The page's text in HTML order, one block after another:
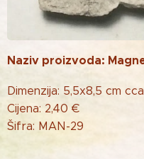
Naziv proizvoda:
Dimenzija: 5,5x8,5 cm cca
Cijena: 2,40 €
Šifra: MAN-29